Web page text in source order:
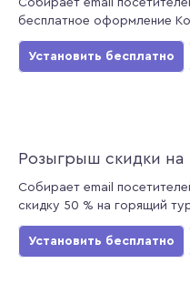
Собирает email
бесплатное оформление
Установить бесплатно
Розыгрыш скидки на
Собирает email
скидку 50 % на горящий
Установить бесплатно